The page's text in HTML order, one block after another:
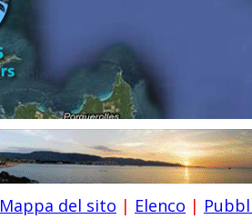
Mappa del sito | Elenco |